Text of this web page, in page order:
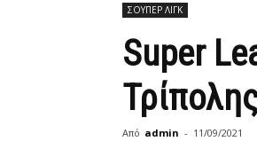
ΣΟΥΠΕΡ ΛΙΓΚ
Super
Από admin - 11/09/2021